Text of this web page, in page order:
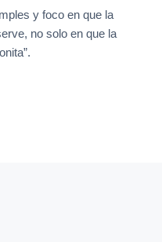
y foco en que la
no solo en que la